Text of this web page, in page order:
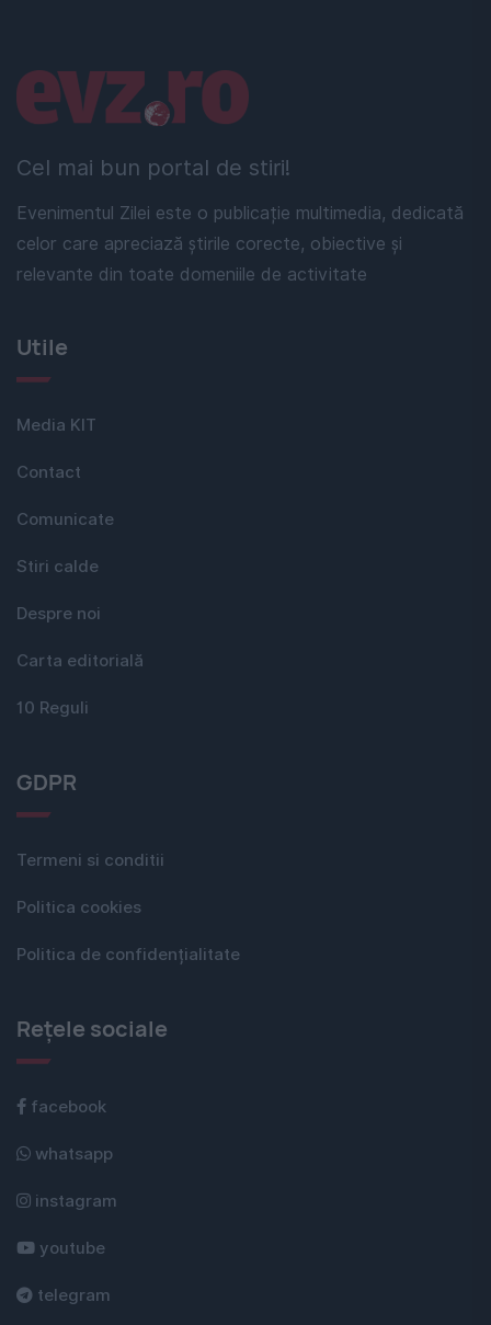
Cel mai bun portal de stiri!
Evenimentul Zilei este o publicație multimedia, dedicată
celor care apreciază știrile corecte, obiective și
relevante din toate domeniile de activitate
Linkuri utile
Utile
Media KIT
Contact
Comunicate
Stiri calde
Despre noi
Carta editorială
10 Reguli
GDPR
Termeni si conditii
Politica cookies
Politica de confidențialitate
Rețele sociale
facebook
whatsapp
instagram
youtube
telegram